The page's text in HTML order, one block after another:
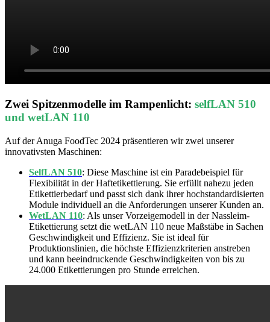
Zwei Spitzenmodelle im Rampenlicht: selfLAN 510
und wetLAN 110
Auf der Anuga FoodTec 2024 präsentieren wir zwei unserer
innovativsten Maschinen:
SelfLAN 510: Diese Maschine ist ein Paradebeispiel für
Flexibilität in der Haftetikettierung. Sie erfüllt nahezu jeden
Etikettierbedarf und passt sich dank ihrer hochstandardisierten
Module individuell an die Anforderungen unserer Kunden an.
WetLAN 110: Als unser Vorzeigemodell in der Nassleim-
Etikettierung setzt die wetLAN 110 neue Maßstäbe in Sachen
Geschwindigkeit und Effizienz. Sie ist ideal für
Produktionslinien, die höchste Effizienzkriterien anstreben
und kann beeindruckende Geschwindigkeiten von bis zu
24.000 Etikettierungen pro Stunde erreichen.